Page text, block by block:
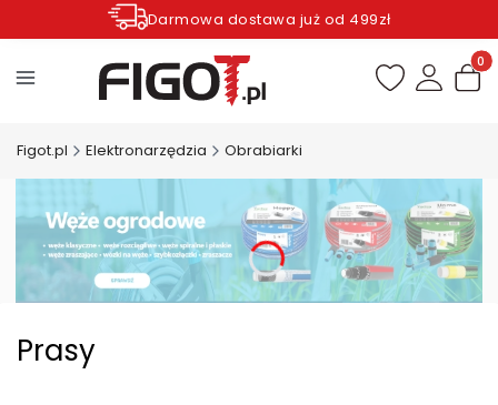
Darmowa dostawa już od 499zł
Zamów do godziny 12.00 wysyłka dziś*
Figot.pl Elektronarzędzia Obrabiarki
Prasy